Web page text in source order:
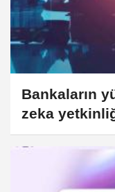
Bankaların
zeka